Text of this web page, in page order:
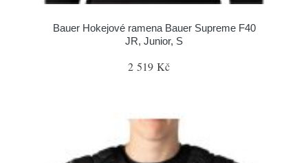
Bauer Hokejové ramena Bauer Supreme F40
JR, Junior, S
2 519 Kč